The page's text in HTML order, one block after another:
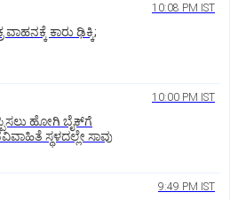
10:08 PM IST
ವಾಹನಕ್ಕೆ ಕಾರು ಢಿಕ್ಕಿ;
10:00 PM IST
ಹೋಗಿ ಬೈಕ್‌ಗೆ
ಸ್ಥಳದಲ್ಲೇ ಸಾವು
9:49 PM IST